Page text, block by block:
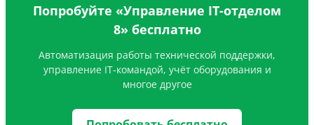
Попробуйте «Управление IT-отделом
8» бесплатно
Автоматизация работы технической поддержки,
управление IT-командой, учёт оборудования и
многое другое